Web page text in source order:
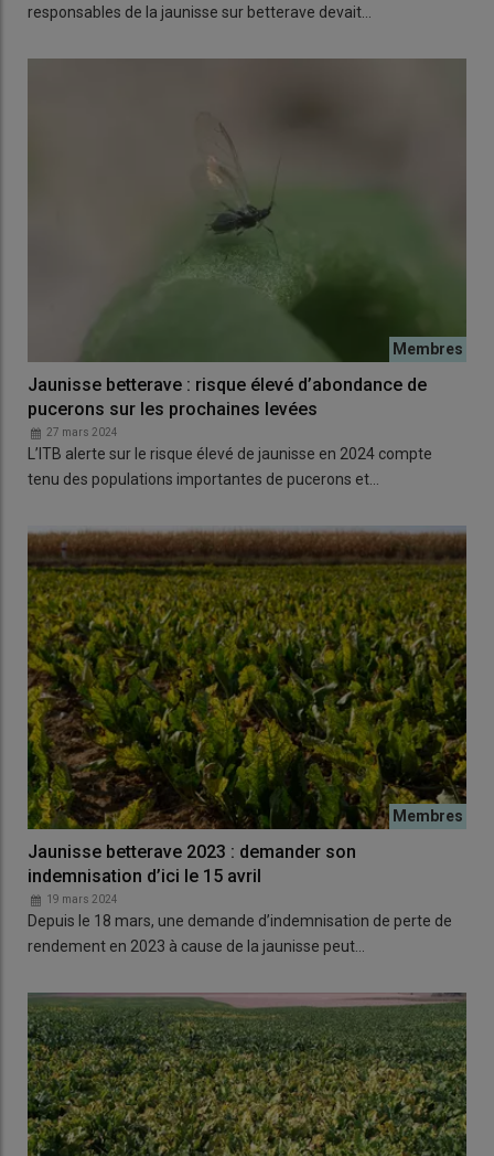
responsables de la jaunisse sur betterave devait…
Jaunisse betterave : risque élevé d’abondance de
pucerons sur les prochaines levées
27 mars 2024
L’ITB alerte sur le risque élevé de jaunisse en 2024 compte
tenu des populations importantes de pucerons et…
Jaunisse betterave 2023 : demander son
indemnisation d’ici le 15 avril
19 mars 2024
Depuis le 18 mars, une demande d’indemnisation de perte de
rendement en 2023 à cause de la jaunisse peut…